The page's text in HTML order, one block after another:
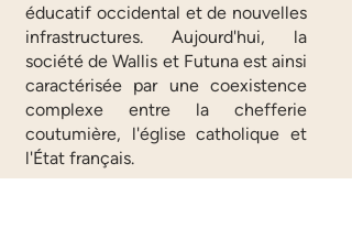
éducatif occidental et de nouvelles
infrastructures. Aujourd'hui, la
société de Wallis et Futuna est ainsi
caractérisée par une coexistence
complexe entre la chefferie
coutumière, l'église catholique et
l'État français.